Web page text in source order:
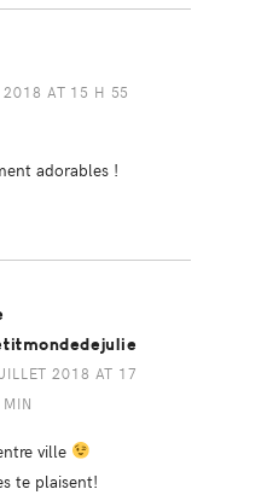
2018 AT 15 H 55
adorables !
2018 AT 17
ville
te plaisent!